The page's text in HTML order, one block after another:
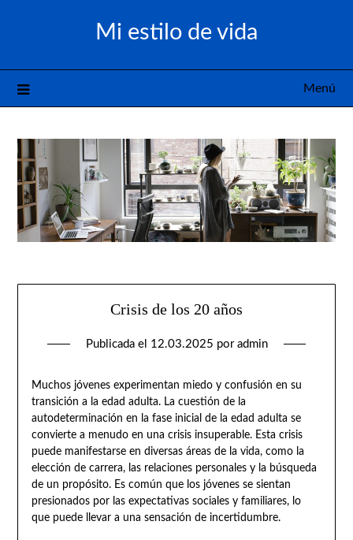
Mi estilo de vida
Menú
Crisis de los 20 años
Publicada el 12.03.2025 por admin
Muchos jóvenes experimentan miedo y confusión en su
transición a la edad adulta. La cuestión de la
autodeterminación en la fase inicial de la edad adulta se
convierte a menudo en una crisis insuperable. Esta crisis
puede manifestarse en diversas áreas de la vida, como la
elección de carrera, las relaciones personales y la búsqueda
de un propósito. Es común que los jóvenes se sientan
presionados por las expectativas sociales y familiares, lo
que puede llevar a una sensación de incertidumbre.